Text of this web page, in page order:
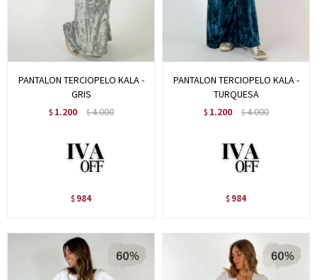
PANTALON TERCIOPELO KALA -
GRIS
$ 1.200 $4.000
$ 984
PANTALON TERCIOPELO KALA -
TURQUESA
$ 1.200 $4.000
$ 984